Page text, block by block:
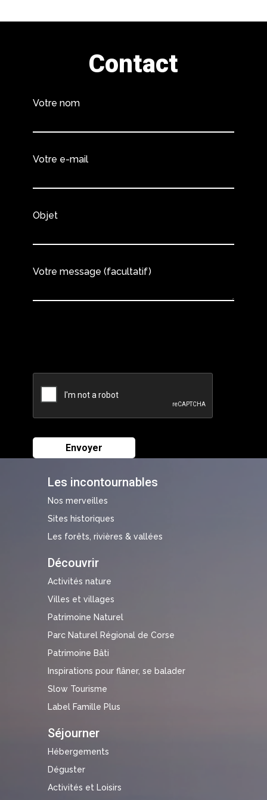
Les incontournables
Nos merveilles
Sites historiques
Les forêts, rivières & vallées
Découvrir
Activités nature
Villes et villages
Patrimoine Naturel
Parc Naturel Régional de Corse
Patrimoine Bâti
Inspirations pour flâner, se balader
Slow Tourisme
Label Famille Plus
Séjourner
Hébergements
Déguster
Activités et Loisirs
Contact
Votre nom
Votre e-mail
Objet
Votre message (facultatif)